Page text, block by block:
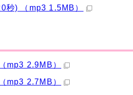
秒) （mp3 1.5MB）
mp3 2.9MB）
mp3 2.7MB）